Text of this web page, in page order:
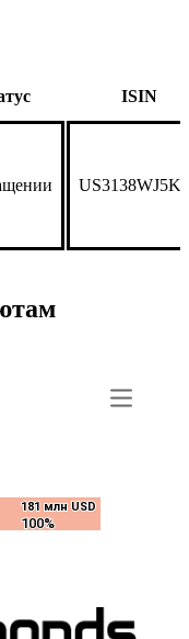
ISIN
181 млн USD
100%
181 млн USD
100%